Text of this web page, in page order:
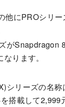
他にPROシリ
がSnapdragon
ります。
シリーズの名
搭載して